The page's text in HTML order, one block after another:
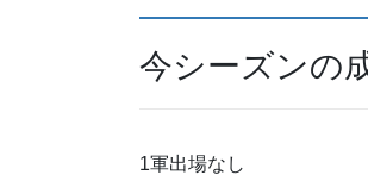
今シーズンの
1軍出場なし